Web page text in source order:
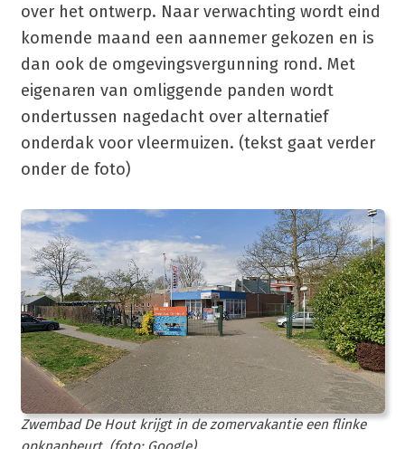
over het ontwerp. Naar verwachting wordt eind
komende maand een aannemer gekozen en is
dan ook de omgevingsvergunning rond. Met
eigenaren van omliggende panden wordt
ondertussen nagedacht over alternatief
onderdak voor vleermuizen. (tekst gaat verder
onder de foto)
Zwembad De Hout krijgt in de zomervakantie een flinke